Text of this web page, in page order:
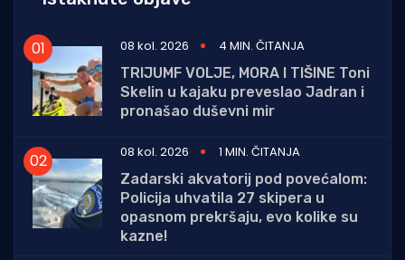
08 kol. 2026
4 MIN. ČITANJA
TRIJUMF VOLJE, MORA I TIŠINE Toni
Skelin u kajaku preveslao Jadran i
pronašao duševni mir
08 kol. 2026
1 MIN. ČITANJA
Zadarski akvatorij pod povećalom:
Policija uhvatila 27 skipera u
opasnom prekršaju, evo kolike su
kazne!